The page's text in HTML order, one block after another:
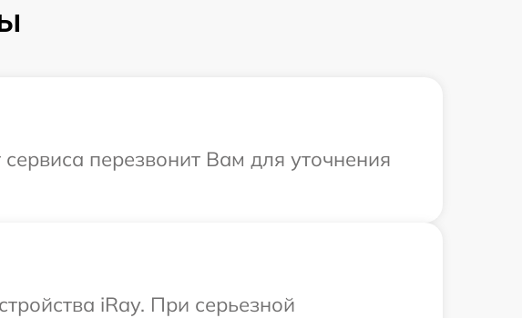
перезвонит Вам для уточнения
iRay. При серьезной